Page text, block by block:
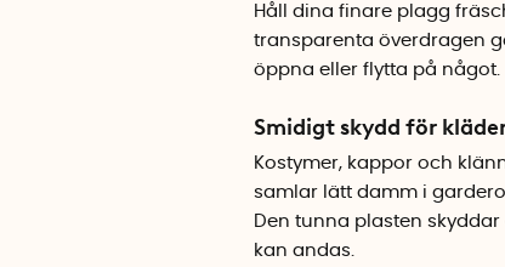
Håll dina finare plagg
transparenta överdragen
öppna eller flytta på något.
Smidigt skydd för
Kostymer, kappor och
samlar lätt damm i
Den tunna plasten
kan andas.